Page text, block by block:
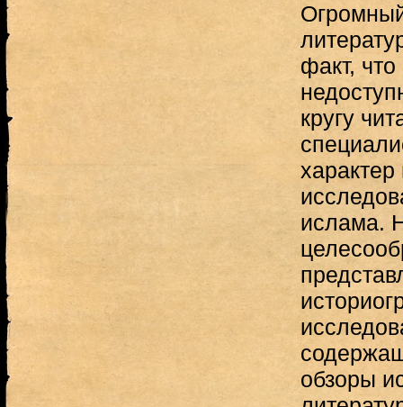
факт,
кругу
ислама.
обзоры